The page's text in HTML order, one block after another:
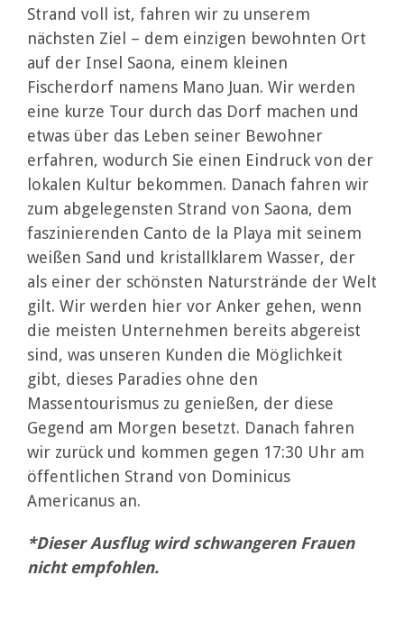
Strand voll ist, fahren wir zu unserem
nächsten Ziel – dem einzigen bewohnten Ort
auf der Insel Saona, einem kleinen
Fischerdorf namens Mano Juan. Wir werden
eine kurze Tour durch das Dorf machen und
etwas über das Leben seiner Bewohner
erfahren, wodurch Sie einen Eindruck von der
lokalen Kultur bekommen. Danach fahren wir
zum abgelegensten Strand von Saona, dem
faszinierenden Canto de la Playa mit seinem
weißen Sand und kristallklarem Wasser, der
als einer der schönsten Naturstrände der Welt
gilt. Wir werden hier vor Anker gehen, wenn
die meisten Unternehmen bereits abgereist
sind, was unseren Kunden die Möglichkeit
gibt, dieses Paradies ohne den
Massentourismus zu genießen, der diese
Gegend am Morgen besetzt. Danach fahren
wir zurück und kommen gegen 17:30 Uhr am
öffentlichen Strand von Dominicus
Americanus an.
*Dieser Ausflug wird schwangeren Frauen
nicht empfohlen.